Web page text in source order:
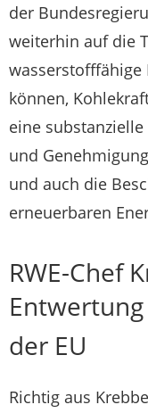
der
weiterhin auf die
wasserstofffähige
können,
eine
und
und auch die
erneuerbaren
RWE-Chef
Entwertung
der EU
Richtig aus